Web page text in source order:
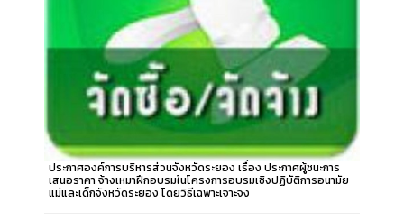
ประกาศองค์การบริหารส่วนจังหวัดระยอง เรื่อง ประกาศผู้ชนะการ
เสนอราคา จ้างเหมาฝึกอบรมในโครงการอบรมเชิงปฏิบัติการอนามัย
แม่และเด็กจังหวัดระยอง โดยวิธีเฉพาะเจาะจง